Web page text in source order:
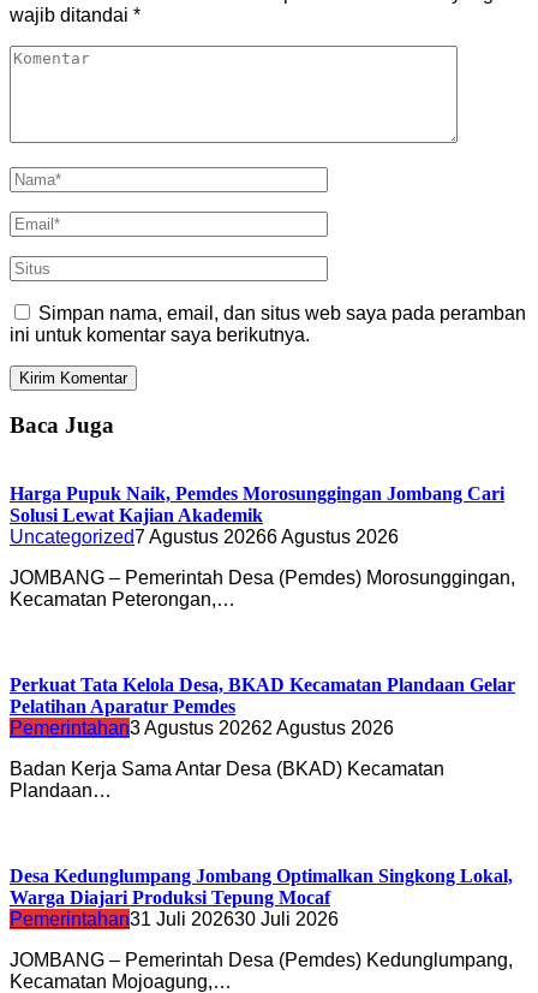
wajib ditandai *
Simpan nama, email, dan situs web saya pada peramban
ini untuk komentar saya berikutnya.
Baca Juga
Harga Pupuk Naik, Pemdes Morosunggingan Jombang Cari
Solusi Lewat Kajian Akademik
Uncategorized7 Agustus 20266 Agustus 2026
JOMBANG – Pemerintah Desa (Pemdes) Morosunggingan,
Kecamatan Peterongan,…
Perkuat Tata Kelola Desa, BKAD Kecamatan Plandaan Gelar
Pelatihan Aparatur Pemdes
Pemerintahan3 Agustus 20262 Agustus 2026
Badan Kerja Sama Antar Desa (BKAD) Kecamatan
Plandaan…
Desa Kedunglumpang Jombang Optimalkan Singkong Lokal,
Warga Diajari Produksi Tepung Mocaf
Pemerintahan31 Juli 202630 Juli 2026
JOMBANG – Pemerintah Desa (Pemdes) Kedunglumpang,
Kecamatan Mojoagung,…